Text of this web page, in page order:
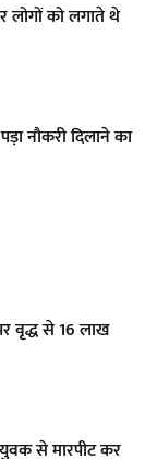
लोगों को लगाते थे
नौकरी दिलाने का
वृद्ध से 16 लाख
से मारपीट कर